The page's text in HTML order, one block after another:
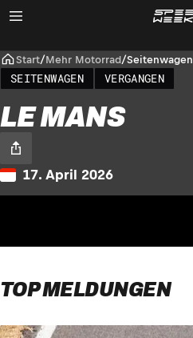
Start/Mehr Motorrad/Seitenwagen
SEITENWAGEN VERGANGEN
LE MANS
17. April 2026
TOP MELDUNGEN